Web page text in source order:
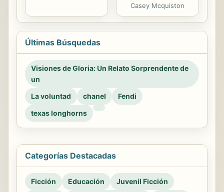
Casey Mcquiston
Últimas Búsquedas
Visiones de Gloria: Un Relato Sorprendente de
un
La voluntad
chanel
Fendi
texas longhorns
Categorías Destacadas
Ficción Educación Juvenil Ficción